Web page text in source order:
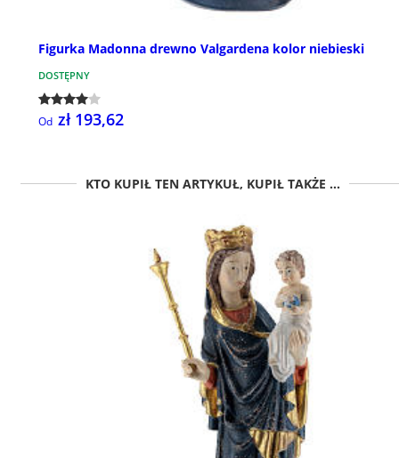
Figurka Madonna drewno Valgardena kolor niebieski
DOSTĘPNY
Od zł 193,62
KTO KUPIŁ TEN ARTYKUŁ, KUPIŁ TAKŻE ...